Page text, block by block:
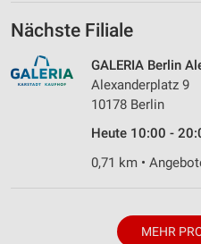
Nächste Filiale
GALERIA Berlin
Alexanderplatz 9
10178 Berlin
Heute 10:00 -
0,71 km •
MEHR